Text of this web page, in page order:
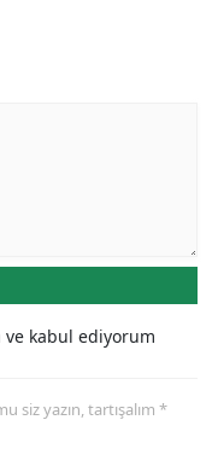
ve kabul ediyorum
siz yazın, tartışalım *